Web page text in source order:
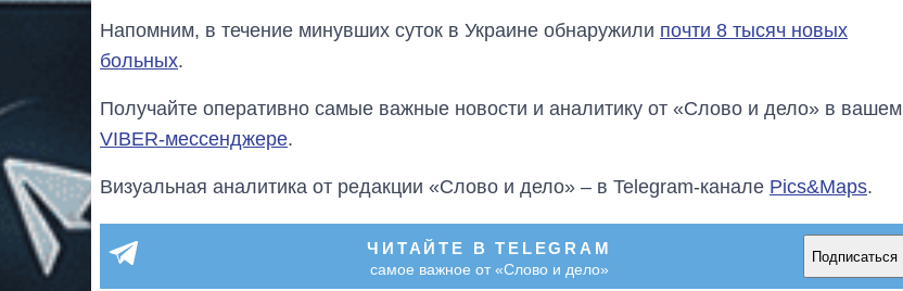
Напомним, в течение минувших суток в Украине обнаружили почти 8 тысяч новых
больных.
Получайте оперативно самые важные новости и аналитику от «Слово и дело» в вашем
VIBER-мессенджере.
Визуальная аналитика от редакции «Слово и дело» – в Telegram-канале Pics&Maps.
ЧИТАЙТЕ В TELEGRAM
самое важное от «Слово и дело»
Подписаться